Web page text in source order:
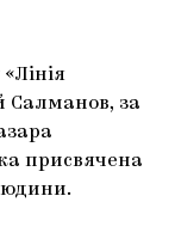
Салманов, за
присвячена